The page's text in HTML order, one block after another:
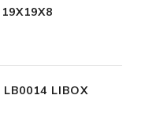
LB0014 LIBOX